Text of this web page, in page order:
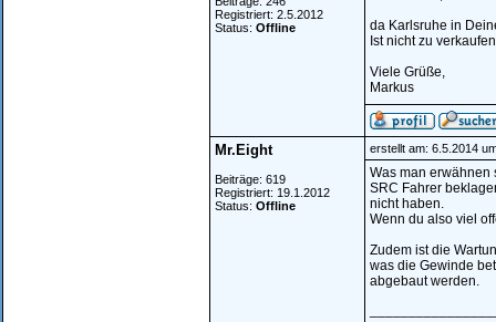
Registriert: 2.5.2012
Status: Offline
da Karlsruhe in
Ist nicht zu
Viele Grüße,
Markus
Mr.Eight
Beiträge: 619
Registriert: 19.1.2012
Status: Offline
erstellt am: 6.5.2014
Was man erwähnen
SRC Fahrer
nicht haben.
Wenn du also viel
Zudem ist die
was die Gewinde
abgebaut werden.